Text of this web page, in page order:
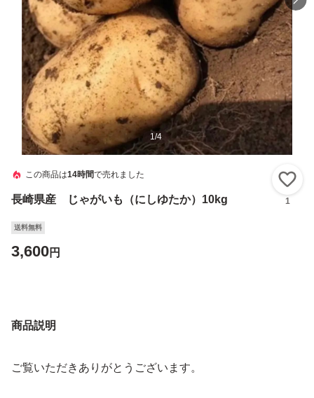
1/4
この商品は14時間で売れました
長崎県産 じゃがいも（にしゆたか）10kg 1
送料無料
3,600円
商品説明
ご覧いただきありがとうございます。